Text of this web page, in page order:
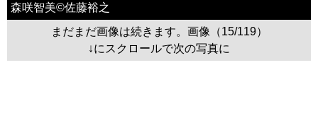
森咲智美©佐藤裕之
まだまだ画像は続きます。画像（15/119）
↓にスクロールで次の写真に